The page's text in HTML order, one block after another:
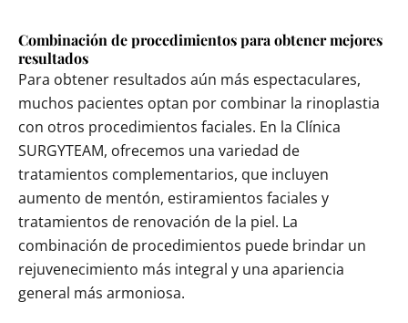
Combinación de procedimientos para obtener mejores
resultados
Para obtener resultados aún más espectaculares,
muchos pacientes optan por combinar la rinoplastia
con otros procedimientos faciales. En la Clínica
SURGYTEAM, ofrecemos una variedad de
tratamientos complementarios, que incluyen
aumento de mentón, estiramientos faciales y
tratamientos de renovación de la piel. La
combinación de procedimientos puede brindar un
rejuvenecimiento más integral y una apariencia
general más armoniosa.